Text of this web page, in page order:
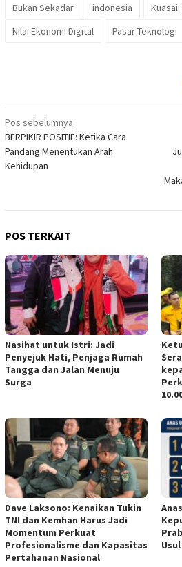
Bukan Sekadar indonesia Kuasai
Nilai Ekonomi Digital
Pasar Teknologi
Navigasi
pos
Pos sebelumnya
BERPIKIR POSITIF: Ketika Cara
Pandang Menentukan Arah
Kehidupan
POS TERKAIT
Nasihat untuk Istri: Jadi
Penyejuk Hati, Penjaga Rumah
Tangga dan Jalan Menuju
Surga
Dave Laksono: Kenaikan Tukin
TNI dan Kemhan Harus Jadi
Momentum Perkuat
Profesionalisme dan Kapasitas
Pertahanan Nasional